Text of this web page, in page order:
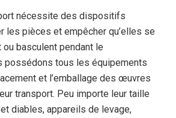
nécessite des dispositifs
les pièces et empêcher qu’elles se
basculent pendant le
possédons tous les équipements
et l’emballage des œuvres
transport. Peu importe leur taille
diables, appareils de levage,